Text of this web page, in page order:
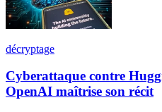
décryptage
Cyberattaque contre
OpenAI maîtrise son récit